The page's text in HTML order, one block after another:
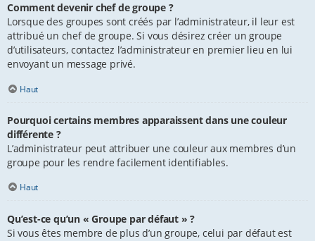
Comment devenir chef de groupe ?
Lorsque des groupes sont créés par l’administrateur, il leur est
attribué un chef de groupe. Si vous désirez créer un groupe
d’utilisateurs, contactez l’administrateur en premier lieu en lui
envoyant un message privé.
Haut
Pourquoi certains membres apparaissent dans une couleur
différente ?
L’administrateur peut attribuer une couleur aux membres d’un
groupe pour les rendre facilement identifiables.
Haut
Qu’est-ce qu’un « Groupe par défaut » ?
Si vous êtes membre de plus d’un groupe, celui par défaut est